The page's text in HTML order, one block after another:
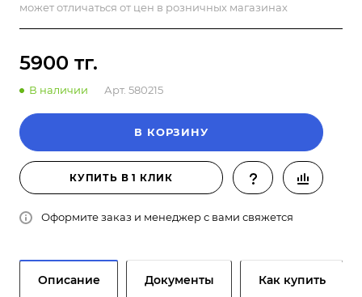
может отличаться от цен в розничных магазинах
5900 тг.
В наличии Арт. 580215
В КОРЗИНУ
КУПИТЬ В 1 КЛИК
Оформите заказ и менеджер с вами свяжется
Описание Документы Как купить